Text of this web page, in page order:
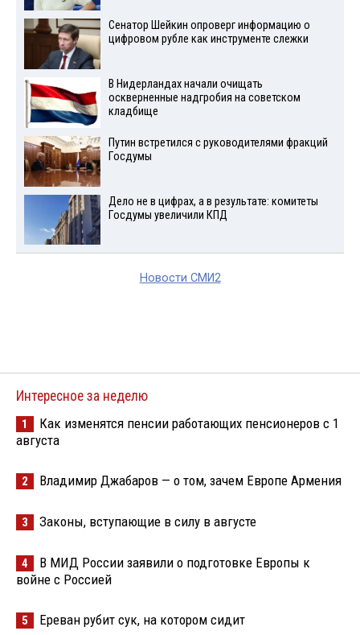
Сенатор Шейкин опроверг информацию о
цифровом рубле как инструменте слежки
В Нидерландах начали очищать
оскверненные надгробия на советском
кладбище
Путин встретился с руководителями фракций
Госдумы
Дело не в цифрах, а в результате: комитеты
Госдумы увеличили КПД
Новости СМИ2
Интересное за неделю
1
Как изменятся пенсии работающих пенсионеров с 1
августа
2 Владимир Джабаров — о том, зачем Европе Армения
3 Законы, вступающие в силу в августе
4
В МИД России заявили о подготовке Европы к
войне с Россией
5 Ереван рубит сук, на котором сидит